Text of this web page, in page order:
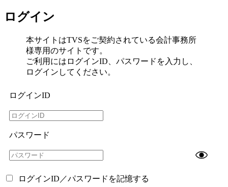
ログイン
本サイトはTVSをご契約されている会計事務所
様専用のサイトです。
ご利用にはログインID、パスワードを入力し、
ログインしてください。
ログインID
パスワード
ログインID／パスワードを記憶する